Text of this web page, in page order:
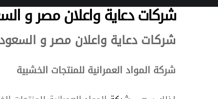
شركات دعاية واعلان مصر و
شركات دعاية واعلان مصر و
شركة المواد العمرانية للمنتجات الخشبية